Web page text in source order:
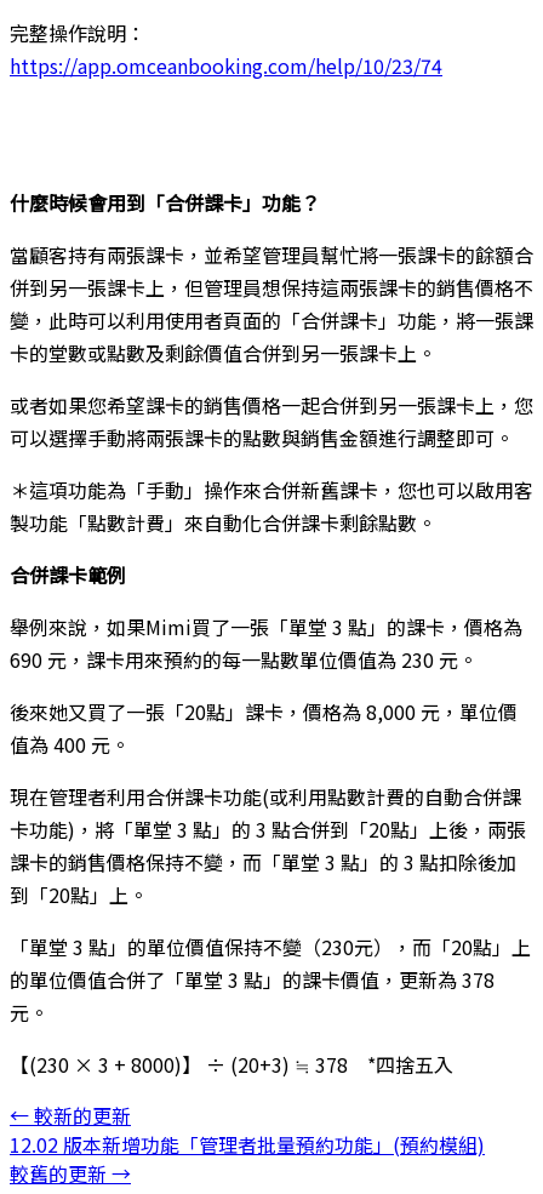
完整操作說明：
https://app.omceanbooking.com/help/10/23/74
什麼時候會用到「合併課卡」功能？
當顧客持有兩張課卡，並希望管理員幫忙將一張課卡的餘額合
併到另一張課卡上，但管理員想保持這兩張課卡的銷售價格不
變，此時可以利用使用者頁面的「合併課卡」功能，將一張課
卡的堂數或點數及剩餘價值合併到另一張課卡上。
或者如果您希望課卡的銷售價格一起合併到另一張課卡上，您
可以選擇手動將兩張課卡的點數與銷售金額進行調整即可。
＊這項功能為「手動」操作來合併新舊課卡，您也可以啟用客
製功能「點數計費」來自動化合併課卡剩餘點數。
合併課卡範例
舉例來說，如果Mimi買了一張「單堂 3 點」的課卡，價格為
690 元，課卡用來預約的每一點數單位價值為 230 元。
後來她又買了一張「20點」課卡，價格為 8,000 元，單位價
值為 400 元。
現在管理者利用合併課卡功能(或利用點數計費的自動合併課
卡功能)，將「單堂 3 點」的 3 點合併到「20點」上後，兩張
課卡的銷售價格保持不變，而「單堂 3 點」的 3 點扣除後加
到「20點」上。
「單堂 3 點」的單位價值保持不變（230元），而「20點」上
的單位價值合併了「單堂 3 點」的課卡價值，更新為 378
元。
【(230 × 3 + 8000)】 ÷ (20+3) ≒ 378 *四捨五入
←較新的更新
12.02 版本新增功能「管理者批量預約功能」(預約模組)
較舊的更新 →